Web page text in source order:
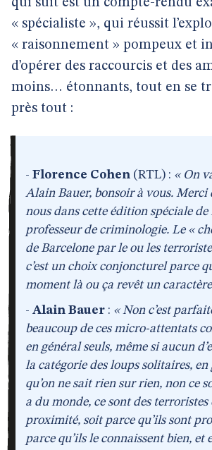
qui suit est un compte-rendu
« spécialiste », qui réussit
« raisonnement » pompeux et
d’opérer des raccourcis et des
moins… étonnants, tout en se
près tout :
- Florence Cohen (RTL) : « On
Alain Bauer, bonsoir à vous. Merci
nous dans cette édition spéciale de
professeur de criminologie. Le «
de Barcelone par le ou les
c’est un choix conjoncturel parce
moment là ou ça revêt un
- Alain Bauer : « Non c’est
beaucoup de ces micro-attentats
en général seuls, même si aucun
la catégorie des loups solitaires, en
qu’on ne sait rien sur rien, non ce
a du monde, ce sont des terroristes
proximité, soit parce qu’ils sont
parce qu’ils le connaissent bien,